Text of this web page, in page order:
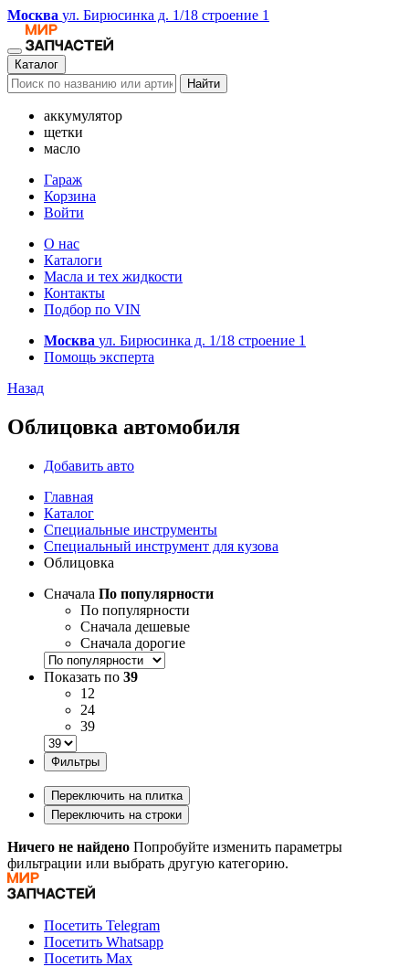
Москва ул. Бирюсинка д. 1/18 строение 1
Каталог
Найти
аккумулятор
щетки
масло
Гараж
Корзина
Войти
О нас
Каталоги
Масла и тех жидкости
Контакты
Подбор по VIN
Москва ул. Бирюсинка д. 1/18 строение 1
Помощь эксперта
Назад
Облицовка автомобиля
Добавить авто
Главная
Каталог
Специальные инструменты
Специальный инструмент для кузова
Облицовка
Сначала По популярности
По популярности
Сначала дешевые
Сначала дорогие
Показать по 39
12
24
39
Фильтры
Переключить на плитка
Переключить на строки
Ничего не найдено Попробуйте изменить параметры
фильтрации или выбрать другую категорию.
Посетить Telegram
Посетить Whatsapp
Посетить Max